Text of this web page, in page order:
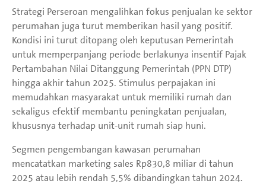
Strategi Perseroan mengalihkan fokus penjualan ke sektor
perumahan juga turut memberikan hasil yang positif.
Kondisi ini turut ditopang oleh keputusan Pemerintah
untuk memperpanjang periode berlakunya insentif Pajak
Pertambahan Nilai Ditanggung Pemerintah (PPN DTP)
hingga akhir tahun 2025. Stimulus perpajakan ini
memudahkan masyarakat untuk memiliki rumah dan
sekaligus efektif membantu peningkatan penjualan,
khususnya terhadap unit-unit rumah siap huni.
Segmen pengembangan kawasan perumahan
mencatatkan marketing sales Rp830,8 miliar di tahun
2025 atau lebih rendah 5,5% dibandingkan tahun 2024.